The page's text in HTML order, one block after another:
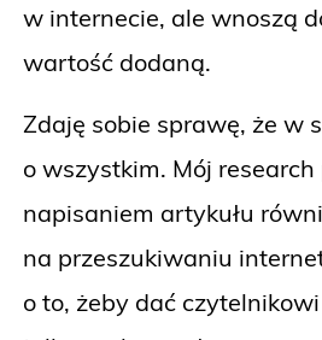
w internecie, ale wnoszą
wartość dodaną.
Zdaję sobie sprawę, że w
o wszystkim. Mój research
napisaniem artykułu
na przeszukiwaniu
o to, żeby dać